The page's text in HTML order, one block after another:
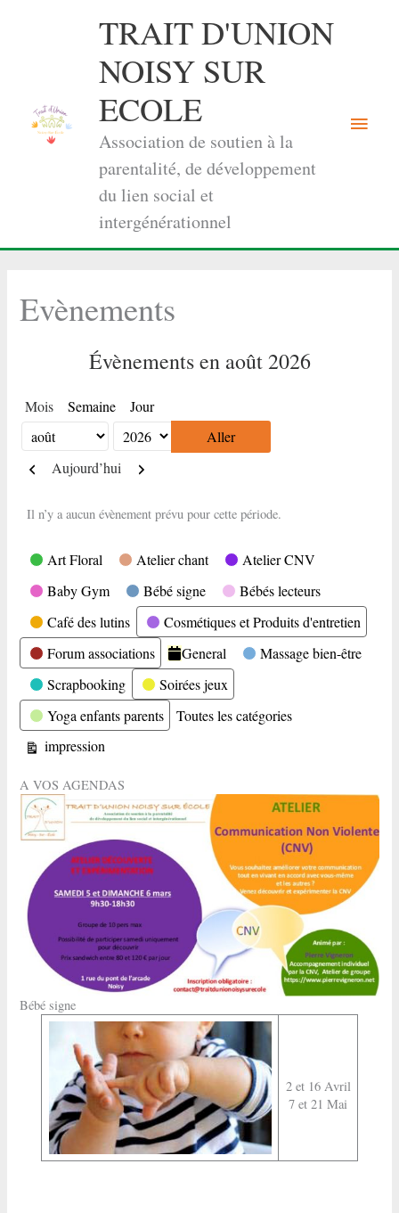
TRAIT D'UNION
NOISY SUR
ECOLE
Association de soutien à la
parentalité, de développement
du lien social et
intergénérationnel
Menu
Evènements
Évènements en août 2026
Mois Semaine Jour
Mois
Année
Précédent
Aujourd’hui Suivant
Il n’y a aucun évènement prévu pour cette période.
Catégories
Art Floral Atelier chant
Atelier CNV
Baby Gym
Bébé signe
Bébés lecteurs
Café des lutins
Cosmétiques et Produits d'entretien
Forum associations
General
Massage bien-être
Scrapbooking
Soirées jeux
Yoga enfants parents
Toutes les catégories
Vue
impression
A VOS AGENDAS
Bébé signe
2 et 16 Avril
7 et 21 Mai